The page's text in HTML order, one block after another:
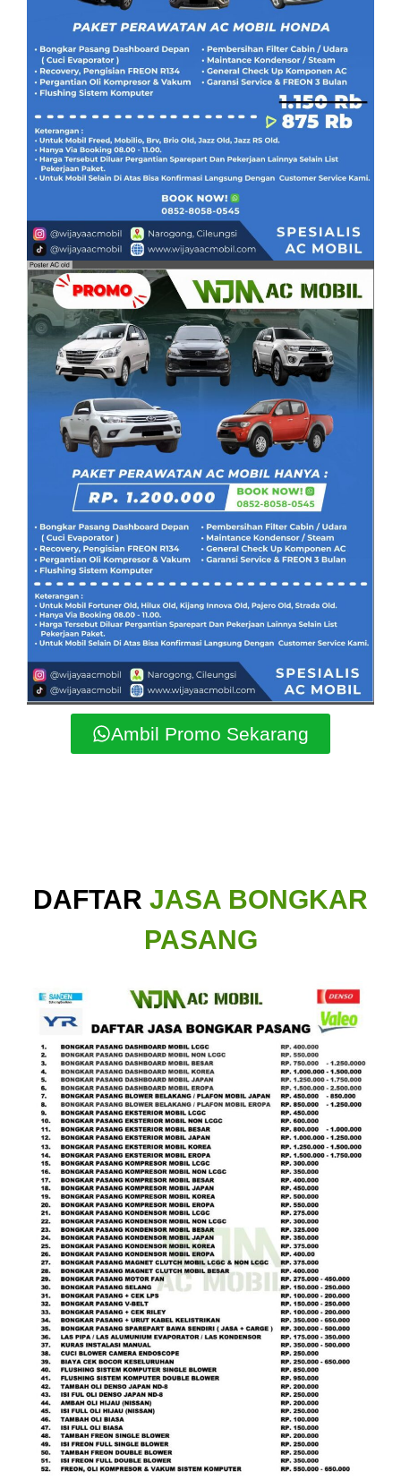
Ambil Promo Sekarang
DAFTAR JASA BONGKAR
PASANG